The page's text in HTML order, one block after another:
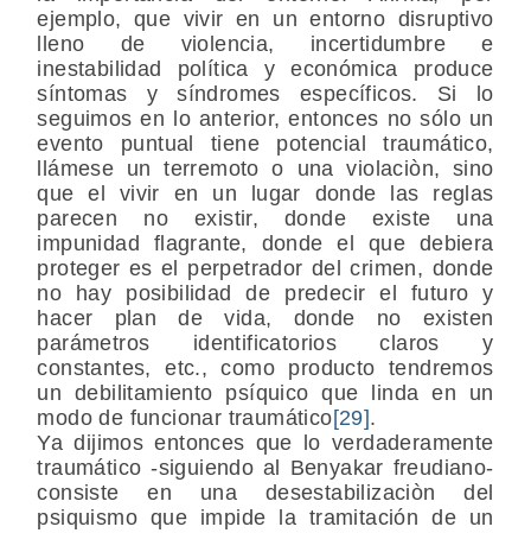
ejemplo, que vivir en un entorno disruptivo
lleno de violencia, incertidumbre e
inestabilidad política y económica produce
síntomas y síndromes específicos. Si lo
seguimos en lo anterior, entonces no sólo un
evento puntual tiene potencial traumático,
llámese un terremoto o una violaciòn, sino
que el vivir en un lugar donde las reglas
parecen no existir, donde existe una
impunidad flagrante, donde el que debiera
proteger es el perpetrador del crimen, donde
no hay posibilidad de predecir el futuro y
hacer plan de vida, donde no existen
parámetros identificatorios claros y
constantes, etc., como producto tendremos
un debilitamiento psíquico que linda en un
modo de funcionar traumático[29].
Ya dijimos entonces que lo verdaderamente
traumático -siguiendo al Benyakar freudiano-
consiste en una desestabilizaciòn del
psiquismo que impide la tramitación de un